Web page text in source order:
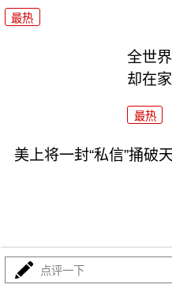
最热
全世
却在
最热
美上将一封“私信”捅破
最热
点评一下